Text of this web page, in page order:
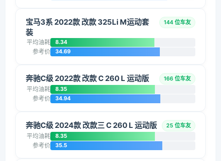
宝马3系 2022款 改款 325Li M运动套
装
144 位车友
平均油耗 8.34
参考价 34.69
奔驰C级 2022款 改款 C 260 L 运动版 166 位车友
平均油耗 8.35
参考价 34.94
奔驰C级 2024款 改款三 C 260 L 运动版 25 位车友
平均油耗 8.35
参考价 35.5